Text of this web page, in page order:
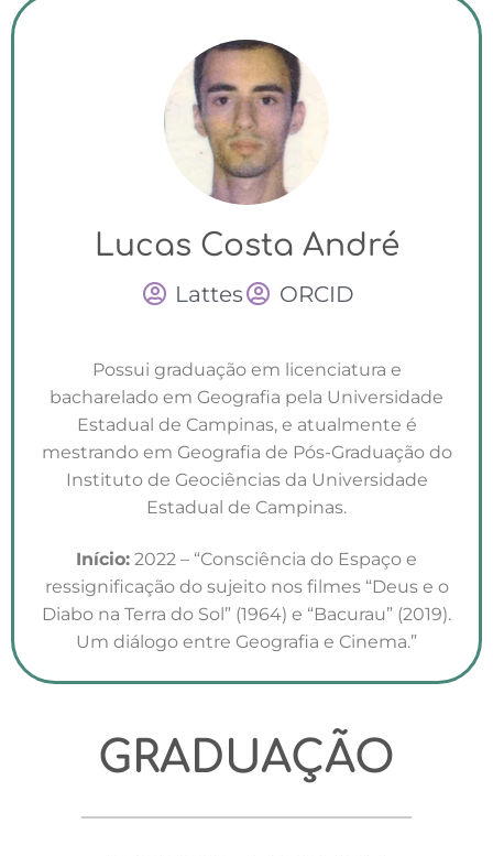
Lucas Costa André
Lattes ORCID
Possui graduação em licenciatura e
bacharelado em Geografia pela Universidade
Estadual de Campinas, e atualmente é
mestrando em Geografia de Pós-Graduação do
Instituto de Geociências da Universidade
Estadual de Campinas.
Início: 2022 – “Consciência do Espaço e
ressignificação do sujeito nos filmes “Deus e o
Diabo na Terra do Sol” (1964) e “Bacurau” (2019).
Um diálogo entre Geografia e Cinema.”
GRADUAÇÃO